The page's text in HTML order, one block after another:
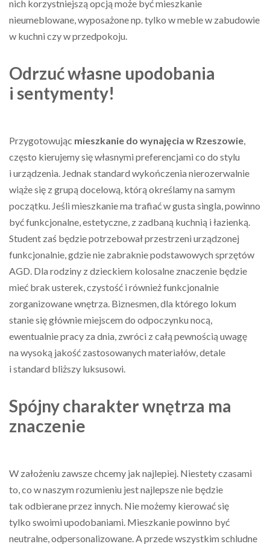
nich korzystniejszą opcją może być mieszkanie
nieumeblowane, wyposażone np. tylko w meble w zabudowie
w kuchni czy w przedpokoju.
Odrzuć własne upodobania
i sentymenty!
Przygotowując mieszkanie do wynajęcia w Rzeszowie,
często kierujemy się własnymi preferencjami co do stylu
i urządzenia. Jednak standard wykończenia nierozerwalnie
wiąże się z grupą docelową, którą określamy na samym
początku. Jeśli mieszkanie ma trafiać w gusta singla, powinno
być funkcjonalne, estetyczne, z zadbaną kuchnią i łazienką.
Student zaś będzie potrzebował przestrzeni urządzonej
funkcjonalnie, gdzie nie zabraknie podstawowych sprzętów
AGD. Dla rodziny z dzieckiem kolosalne znaczenie będzie
mieć brak usterek, czystość i również funkcjonalnie
zorganizowane wnętrza. Biznesmen, dla którego lokum
stanie się głównie miejscem do odpoczynku nocą,
ewentualnie pracy za dnia, zwróci z całą pewnością uwagę
na wysoką jakość zastosowanych materiałów, detale
i standard bliższy luksusowi.
Spójny charakter wnętrza ma
znaczenie
W założeniu zawsze chcemy jak najlepiej. Niestety czasami
to, co w naszym rozumieniu jest najlepsze nie będzie
tak odbierane przez innych. Nie możemy kierować się
tylko swoimi upodobaniami. Mieszkanie powinno być
neutralne, odpersonalizowane. A przede wszystkim schludne